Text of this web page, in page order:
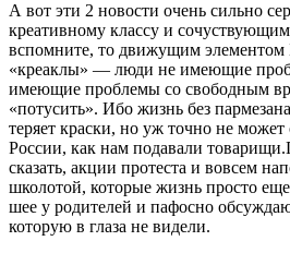
А вот эти 2 новости очень сильно
креативному классу и
вспомните, то движущим элементом
«креаклы» — люди не имеющие
имеющие проблемы со свободным
«потусить». Ибо жизнь без
теряет краски, но уж точно не
России, как нам подавали
сказать, акции протеста и вовсем
школотой, которые жизнь просто
шее у родителей и пафосно
которую в глаза не видели.